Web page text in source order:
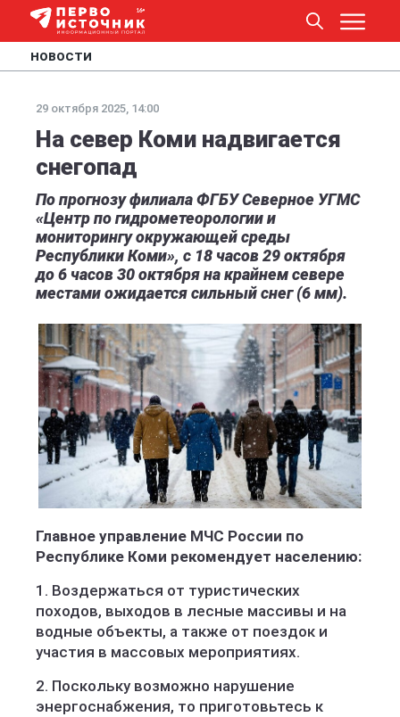
НОВОСТИ
29 октября 2025, 14:00
На север Коми надвигается
снегопад
По прогнозу филиала ФГБУ Северное УГМС
«Центр по гидрометеорологии и
мониторингу окружающей среды
Республики Коми», с 18 часов 29 октября
до 6 часов 30 октября на крайнем севере
местами ожидается сильный снег (6 мм).
Главное управление МЧС России по
Республике Коми рекомендует населению:
1. Воздержаться от туристических
походов, выходов в лесные массивы и на
водные объекты, а также от поездок и
участия в массовых мероприятиях.
2. Поскольку возможно нарушение
энергоснабжения, то приготовьтесь к